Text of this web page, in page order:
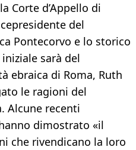
Corte d’Appello di
del
Pontecorvo e lo storico
sarà del
ebraica di Roma, Ruth
le ragioni del
Alcune recenti
dimostrato «il
che rivendicano la loro